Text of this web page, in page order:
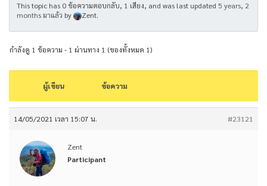
This topic has 0 ข้อความตอบกลับ, 1 เสียง, and was last updated 5 years, 2
months มาแล้ว by Zent.
กำลังดู 1 ข้อความ - 1 ผ่านทาง 1 (ของทั้งหมด 1)
ผู้เขียน ข้อความ
14/05/2021 เวลา 15:07 น. #23121
Zent
Participant